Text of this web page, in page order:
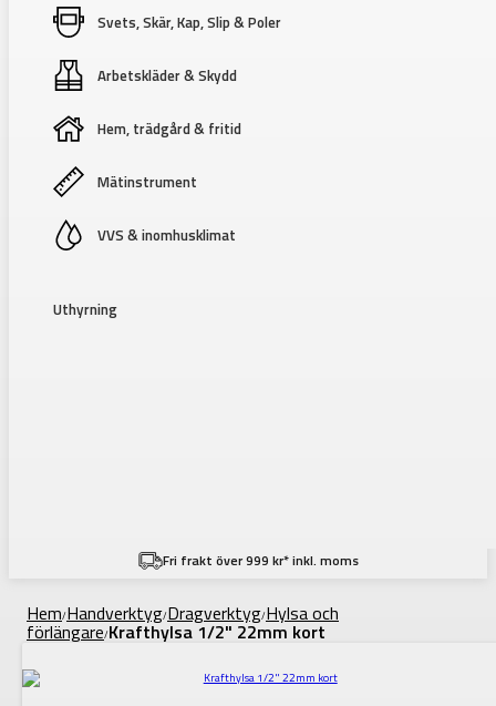
Svets, Skär, Kap, Slip & Poler
Arbetskläder & Skydd
Hem, trädgård & fritid
Mätinstrument
VVS & inomhusklimat
Uthyrning
Fri frakt över 999 kr* inkl. moms
Hem/Handverktyg/Dragverktyg/Hylsa och
förlängare/Krafthylsa 1/2" 22mm kort